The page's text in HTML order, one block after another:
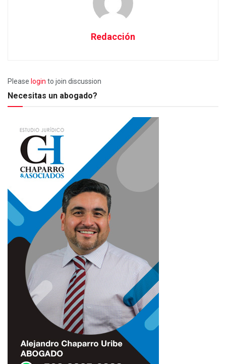
Redacción
Please login to join discussion
Necesitas un abogado?